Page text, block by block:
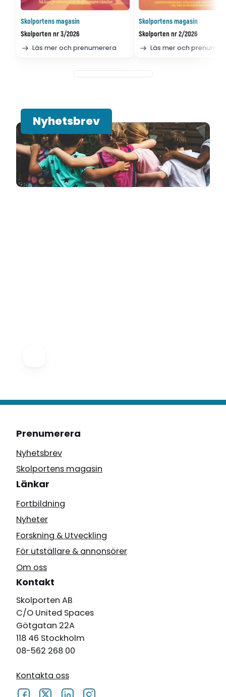
Skolportens magasin
Skolporten nr 3/2026
Läs mer och prenumerera
Skolportens magasin
Skolporten nr 2/2026
Läs mer och
Nyhetsbrev
Prenumerera
Nyhetsbrev
Skolportens magasin
Länkar
Fortbildning
Nyheter
Forskning & Utveckling
För utställare & annonsörer
Om oss
Kontakt
Skolporten AB
C/O United Spaces
Götgatan 22A
118 46 Stockholm
08-562 268 00
Kontakta oss